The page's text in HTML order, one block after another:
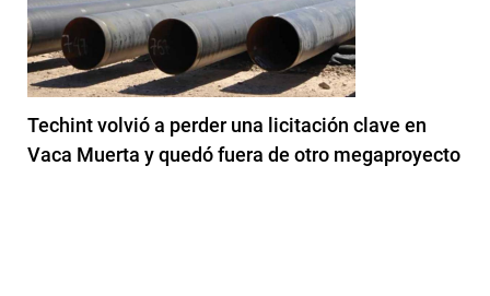
Techint volvió a perder una licitación clave en
Vaca Muerta y quedó fuera de otro megaproyecto